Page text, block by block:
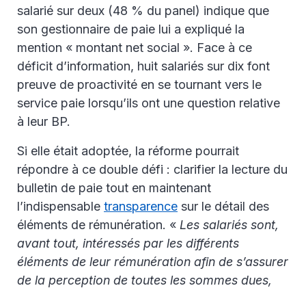
salarié sur deux (48 % du panel) indique que
son gestionnaire de paie lui a expliqué la
mention « montant net social ». Face à ce
déficit d’information, huit salariés sur dix font
preuve de proactivité en se tournant vers le
service paie lorsqu’ils ont une question relative
à leur BP.
Si elle était adoptée, la réforme pourrait
répondre à ce double défi : clarifier la lecture du
bulletin de paie tout en maintenant
l’indispensable transparence sur le détail des
éléments de rémunération. « Les salariés sont,
avant tout, intéressés par les différents
éléments de leur rémunération afin de s’assurer
de la perception de toutes les sommes dues,